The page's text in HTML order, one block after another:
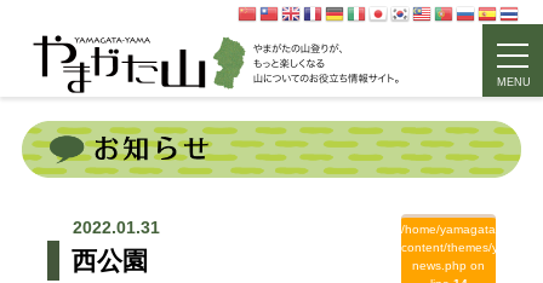
MENU
2022.01.31
/home/yamagata/
content/themes/
news.php on
西公園